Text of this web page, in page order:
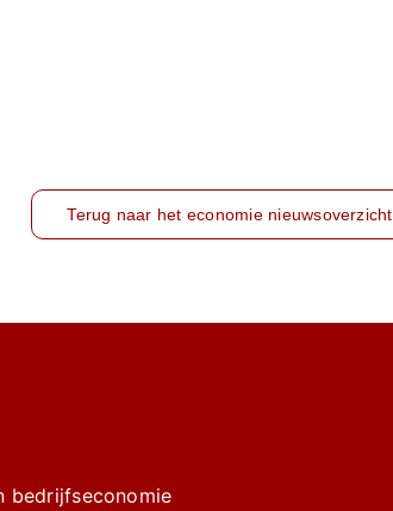
Terug naar het economie nieuwsoverzicht
bedrijfseconomie